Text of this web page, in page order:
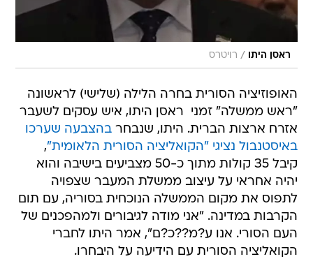
ראסן היתו / רויטרס
האופוזיציה הסורית בחרה הלילה (שלישי) לראשונה
"ראש ממשלה" זמני  ראסן היתו, איש עסקים לשעבר
אזרח ארצות הברית. היתו, שנבחרבהצבעה שערכו
באיסטנבול נציגי "הקואליציה הסורית הלאומית",
קיבל 35 קולות מתוך כ-50 מצביעים בישיבה והוא
יהיה אחראי על עיצוב ממשלת המעבר שצפויה
לתפוס את מקום הממשלה הנוכחית בסוריה, עם תום
הקרבות במדינה. "אני מודה לגיבורים ולמהפכנים של
העם הסורי. אנו ע?מ??כ?ם", אמר היתו לחברי
הקואליציה הסורית עם הידיעה על היבחרו.